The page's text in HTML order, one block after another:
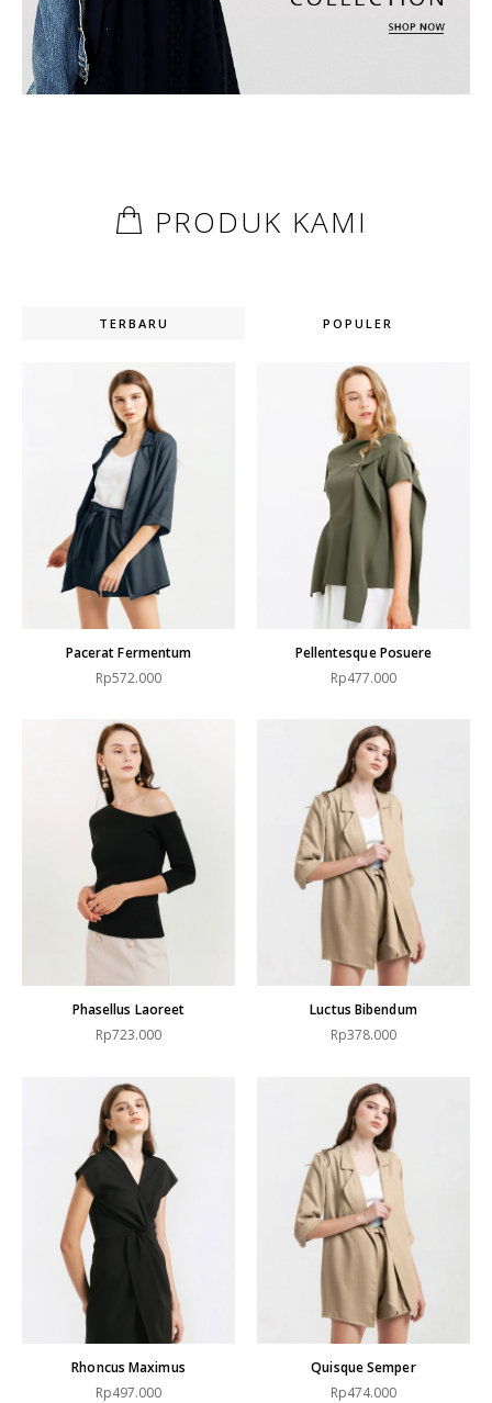
PRODUK KAMI
TERBARU POPULER
Pacerat Fermentum
Rp572.000
Pellentesque Posuere
Rp477.000
Phasellus Laoreet
Rp723.000
Luctus Bibendum
Rp378.000
Rhoncus Maximus
Rp497.000
Quisque Semper
Rp474.000